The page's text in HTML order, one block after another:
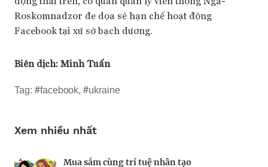
Roskomnadzor đe dọa sẽ hạn chế hoạt động
Facebook tại xứ sở bạch dương.
Biên dịch:Minh Tuấn
Tag: #facebook,#ukraine
Xem nhiều nhất
Mua sắm cùng trí tuệ nhân tạo
Nhà sáng lập 25 tuổi và tham vọng lật đổ
Kiểm soát bất ổn và bảo vệ sức khỏe tinh